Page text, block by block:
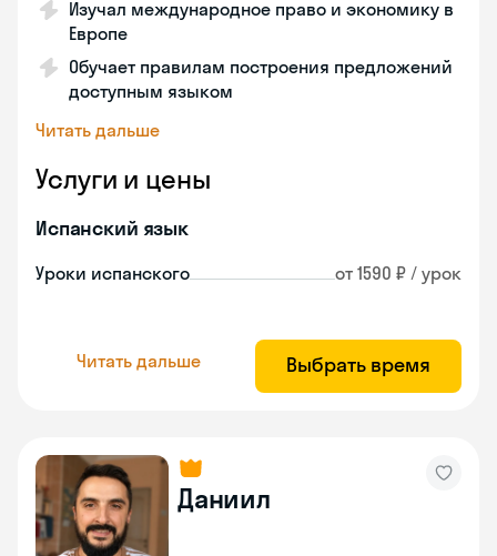
Изучал международное право и экономику в
Европе
Обучает правилам построения предложений
доступным языком
Читать дальше
Услуги и цены
Испанский язык
Уроки испанского от 1590 ₽ / урок
Читать дальше Выбрать время
Даниил